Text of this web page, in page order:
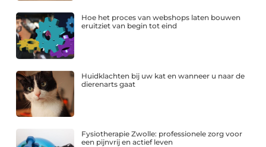
Hoe het proces van webshops laten bouwen
eruitziet van begin tot eind
Huidklachten bij uw kat en wanneer u naar de
dierenarts gaat
Fysiotherapie Zwolle: professionele zorg voor
een pijnvrij en actief leven